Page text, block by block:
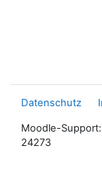
Datenschutz
Moodle-
24273